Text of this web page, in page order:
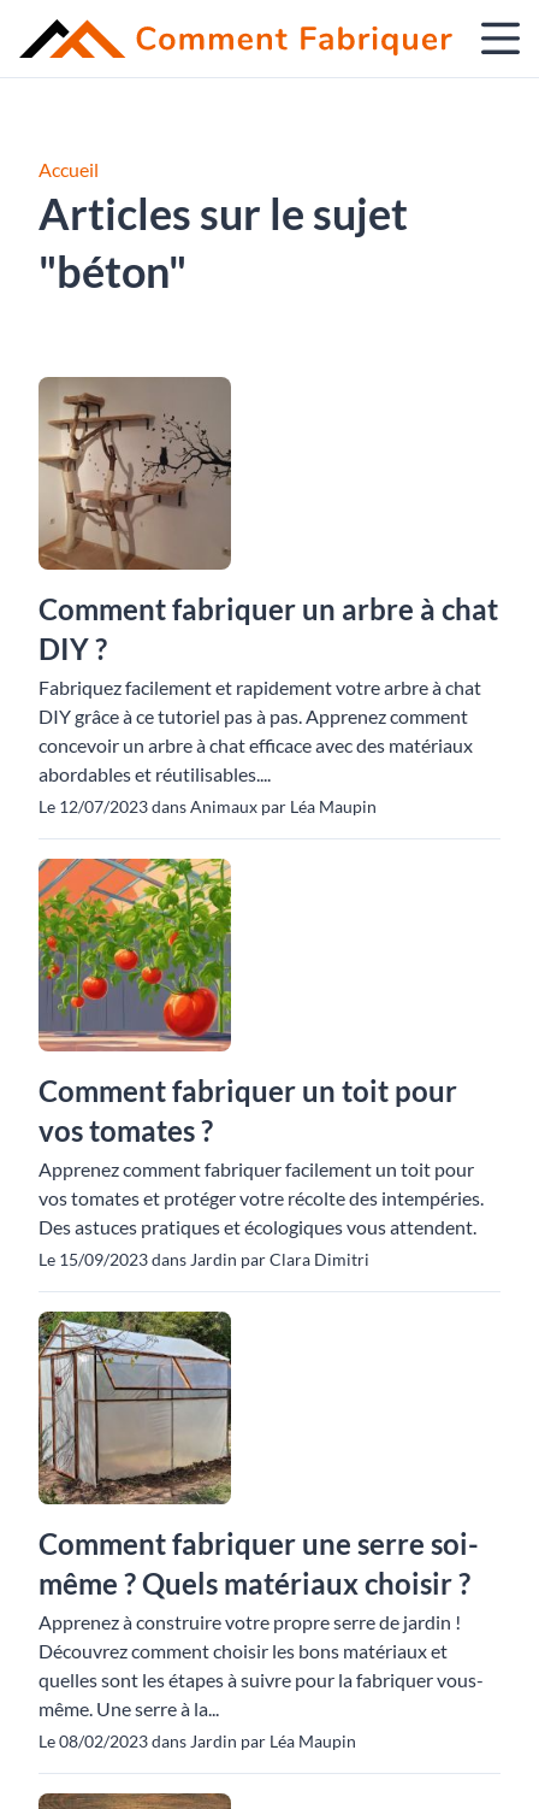
Accueil
Articles sur le sujet
"béton"
Comment fabriquer un arbre à chat
DIY ?
Fabriquez facilement et rapidement votre arbre à chat
DIY grâce à ce tutoriel pas à pas. Apprenez comment
concevoir un arbre à chat efficace avec des matériaux
abordables et réutilisables....
Le 12/07/2023 dans Animaux par Léa Maupin
Comment fabriquer un toit pour
vos tomates ?
Apprenez comment fabriquer facilement un toit pour
vos tomates et protéger votre récolte des intempéries.
Des astuces pratiques et écologiques vous attendent.
Le 15/09/2023 dans Jardin par Clara Dimitri
Comment fabriquer une serre soi-
même ? Quels matériaux choisir ?
Apprenez à construire votre propre serre de jardin !
Découvrez comment choisir les bons matériaux et
quelles sont les étapes à suivre pour la fabriquer vous-
même. Une serre à la...
Le 08/02/2023 dans Jardin par Léa Maupin